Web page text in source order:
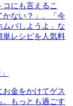
にも言えるこ
かない？」、「今
ムパしようよ」な
単レシピを人気料
金をかけてゲス
。もっとも過ごす